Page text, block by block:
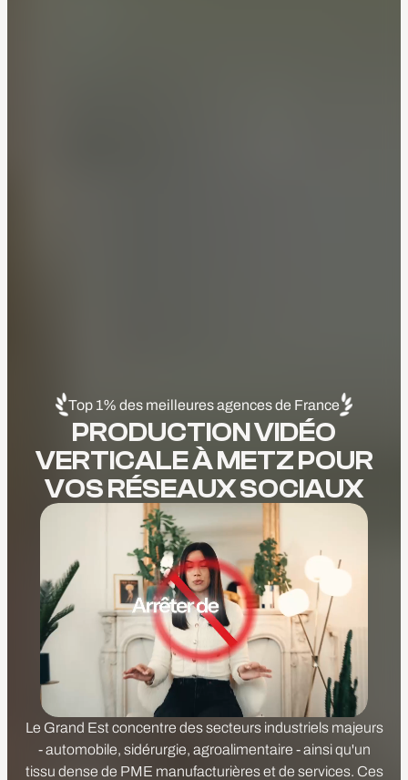
Top 1% des meilleures agences de France
PRODUCTION VIDÉO
VERTICALE À METZ POUR
VOS RÉSEAUX SOCIAUX
Le Grand Est concentre des secteurs industriels majeurs
- automobile, sidérurgie, agroalimentaire - ainsi qu'un
tissu dense de PME manufacturières et de services. Ces